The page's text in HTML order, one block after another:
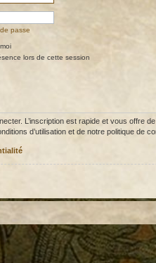
passe
lors de cette session
L’inscription est rapide et vous offre
d’utilisation et de notre politique de